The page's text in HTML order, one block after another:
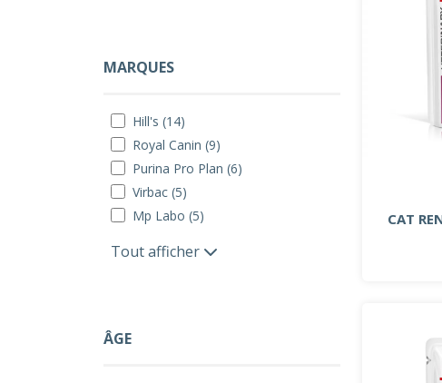
MARQUES
Hill's (14)
Royal Canin (9)
Purina Pro Plan (6)
Virbac (5)
Mp Labo (5)
Tout afficher
ÂGE
CAT